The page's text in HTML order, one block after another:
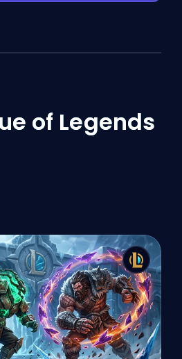
of Legends